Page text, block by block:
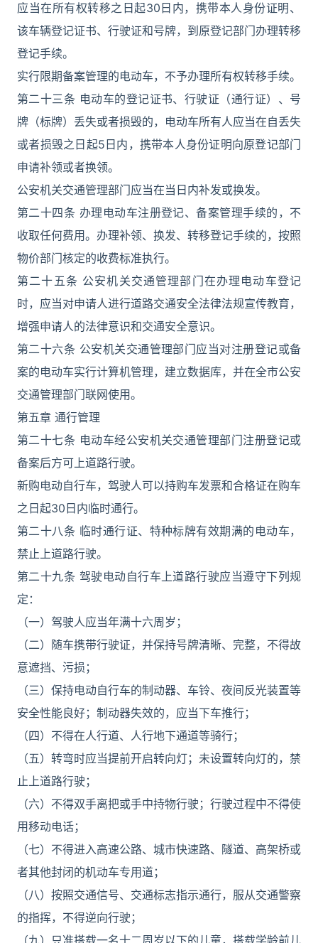
应当在所有权转移之日起30日内，携带本人身份证明、
该车辆登记证书、行驶证和号牌，到原登记部门办理转移
登记手续。
实行限期备案管理的电动车，不予办理所有权转移手续。
第二十三条 电动车的登记证书、行驶证（通行证）、号
牌（标牌）丢失或者损毁的，电动车所有人应当在自丢失
或者损毁之日起5日内，携带本人身份证明向原登记部门
申请补领或者换领。
公安机关交通管理部门应当在当日内补发或换发。
第二十四条 办理电动车注册登记、备案管理手续的，不
收取任何费用。办理补领、换发、转移登记手续的，按照
物价部门核定的收费标准执行。
第二十五条 公安机关交通管理部门在办理电动车登记
时，应当对申请人进行道路交通安全法律法规宣传教育，
增强申请人的法律意识和交通安全意识。
第二十六条 公安机关交通管理部门应当对注册登记或备
案的电动车实行计算机管理，建立数据库，并在全市公安
交通管理部门联网使用。
第五章 通行管理
第二十七条 电动车经公安机关交通管理部门注册登记或
备案后方可上道路行驶。
新购电动自行车，驾驶人可以持购车发票和合格证在购车
之日起30日内临时通行。
第二十八条 临时通行证、特种标牌有效期满的电动车，
禁止上道路行驶。
第二十九条 驾驶电动自行车上道路行驶应当遵守下列规
定：
（一）驾驶人应当年满十六周岁；
（二）随车携带行驶证，并保持号牌清晰、完整，不得故
意遮挡、污损；
（三）保持电动自行车的制动器、车铃、夜间反光装置等
安全性能良好；制动器失效的，应当下车推行；
（四）不得在人行道、人行地下通道等骑行；
（五）转弯时应当提前开启转向灯；未设置转向灯的，禁
止上道路行驶；
（六）不得双手离把或手中持物行驶；行驶过程中不得使
用移动电话；
（七）不得进入高速公路、城市快速路、隧道、高架桥或
者其他封闭的机动车专用道；
（八）按照交通信号、交通标志指示通行，服从交通警察
的指挥，不得逆向行驶；
（九）只准搭载一名十二周岁以下的儿童，搭载学龄前儿